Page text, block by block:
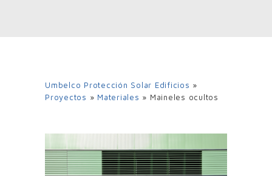
Umbelco Protección Solar Edificios »
Proyectos » Materiales » Maineles ocultos